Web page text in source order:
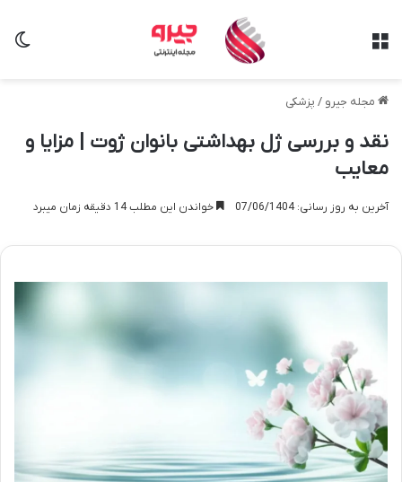
مجله جیرو / پزشکی
نقد و بررسی ژل بهداشتی بانوان ژوت | مزایا و
معایب
آخرین به روز رسانی: 07/06/1404 خواندن این مطلب 14 دقیقه زمان میبرد